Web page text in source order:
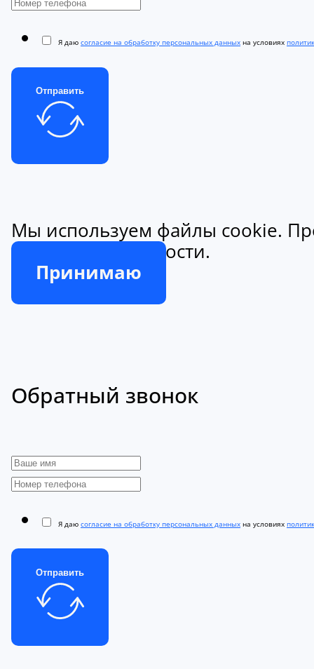
Я даю согласие на обработку персональных данных на условиях
Отправить
Мы используем файлы cookie.
конфиденциальности.
Принимаю
Обратный звонок
Я даю согласие на обработку персональных данных на условиях
Отправить